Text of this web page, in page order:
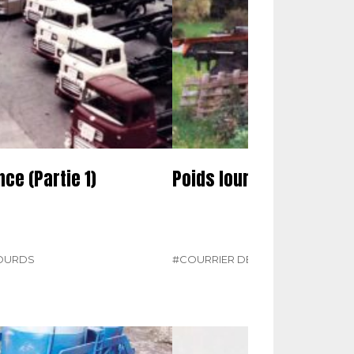
(Partie 1) Poids lourds : vos
#COURRIER DES LECTEURS